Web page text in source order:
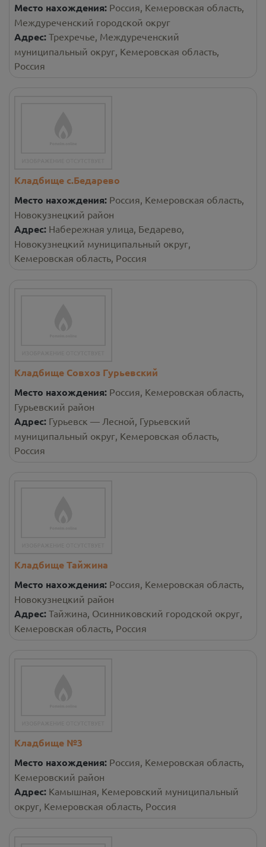
Место нахождения: Россия, Кемеровская область,
Междуреченский городской округ
Адрес: Трехречье, Междуреченский
муниципальный округ, Кемеровская область,
Россия
Кладбище с.Бедарево
Место нахождения: Россия, Кемеровская область,
Новокузнецкий район
Адрес: Набережная улица, Бедарево,
Новокузнецкий муниципальный округ,
Кемеровская область, Россия
Кладбище Совхоз Гурьевский
Место нахождения: Россия, Кемеровская область,
Гурьевский район
Адрес: Гурьевск — Лесной, Гурьевский
муниципальный округ, Кемеровская область,
Россия
Кладбище Тайжина
Место нахождения: Россия, Кемеровская область,
Новокузнецкий район
Адрес: Тайжина, Осинниковский городской округ,
Кемеровская область, Россия
Кладбище №3
Место нахождения: Россия, Кемеровская область,
Кемеровский район
Адрес: Камышная, Кемеровский муниципальный
округ, Кемеровская область, Россия